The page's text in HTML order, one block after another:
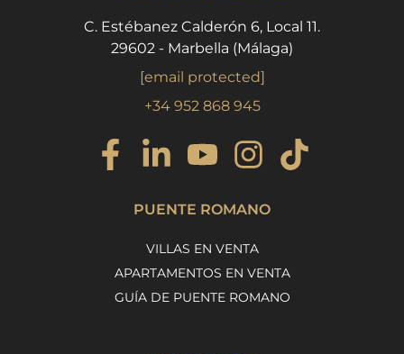
C. Estébanez Calderón 6, Local 11.
29602 - Marbella (Málaga)
[email protected]
+34 952 868 945
PUENTE ROMANO
VILLAS EN VENTA
APARTAMENTOS EN VENTA
GUÍA DE PUENTE ROMANO